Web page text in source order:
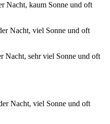
Nacht, kaum Sonne und oft
Nacht, viel Sonne und oft
Nacht, sehr viel Sonne und oft
Nacht, viel Sonne und oft